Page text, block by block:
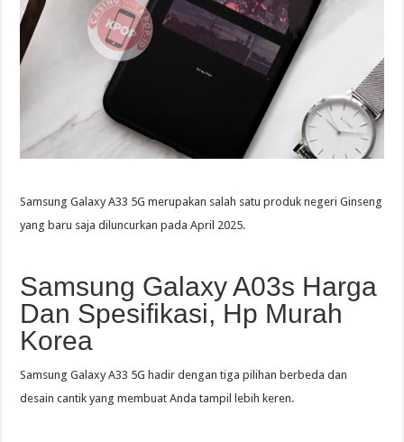
Samsung Galaxy A33 5G merupakan salah satu produk negeri Ginseng
yang baru saja diluncurkan pada April 2025.
Samsung Galaxy A03s Harga
Dan Spesifikasi, Hp Murah
Korea
Samsung Galaxy A33 5G hadir dengan tiga pilihan berbeda dan
desain cantik yang membuat Anda tampil lebih keren.